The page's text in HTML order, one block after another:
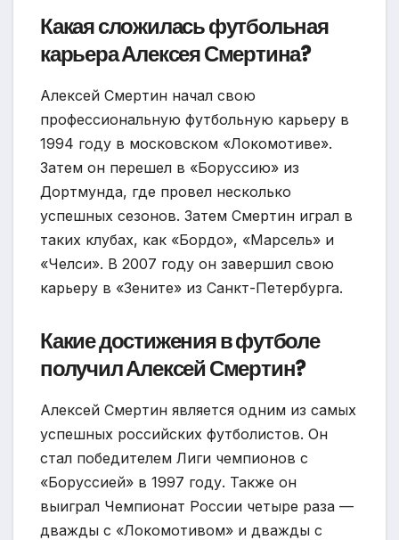
Какая сложилась футбольная
карьера Алексея Смертина?
Алексей Смертин начал свою
профессиональную футбольную карьеру в
1994 году в московском «Локомотиве».
Затем он перешел в «Боруссию» из
Дортмунда, где провел несколько
успешных сезонов. Затем Смертин играл в
таких клубах, как «Бордо», «Марсель» и
«Челси». В 2007 году он завершил свою
карьеру в «Зените» из Санкт-Петербурга.
Какие достижения в футболе
получил Алексей Смертин?
Алексей Смертин является одним из самых
успешных российских футболистов. Он
стал победителем Лиги чемпионов с
«Боруссией» в 1997 году. Также он
выиграл Чемпионат России четыре раза —
дважды с «Локомотивом» и дважды с